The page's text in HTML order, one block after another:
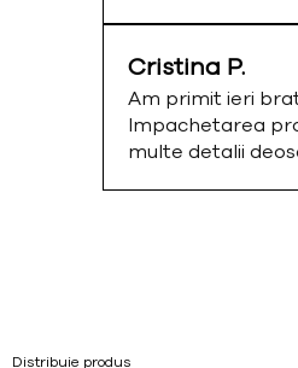
Cristina P.
Am primit ieri
Impachetarea
multe detalii
Distribuie produs